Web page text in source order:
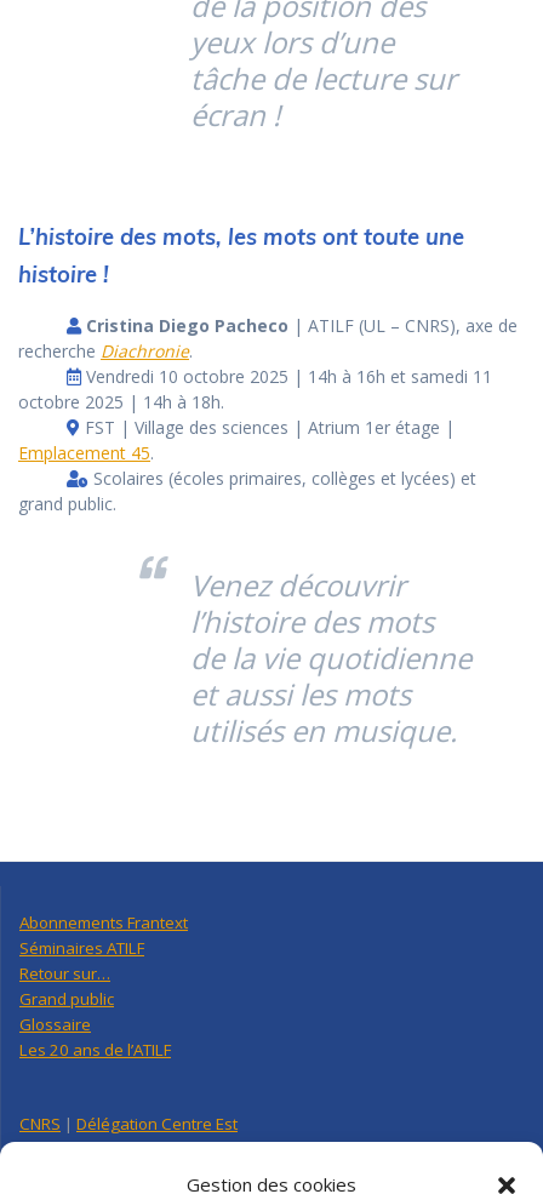
Gestion des cookies
yeux lors d’une
tâche de lecture sur
écran !
L’histoire des mots, les mots ont toute une
histoire !
Cristina Diego Pacheco | ATILF (UL – CNRS), axe de
recherche Diachronie.
Vendredi 10 octobre 2025 | 14h à 16h et samedi 11
octobre 2025 | 14h à 18h.
FST | Village des sciences | Atrium 1er étage |
Emplacement 45.
Scolaires (écoles primaires, collèges et lycées) et
grand public.
Venez découvrir
l’histoire des mots
de la vie quotidienne
et aussi les mots
utilisés en musique.
Abonnements Frantext
Séminaires ATILF
Retour sur…
Grand public
Glossaire
Les 20 ans de l’ATILF
CNRS | Délégation Centre Est
Université de Lorraine
CNRS Hebdo Centre-Est